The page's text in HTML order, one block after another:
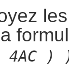
4AC )